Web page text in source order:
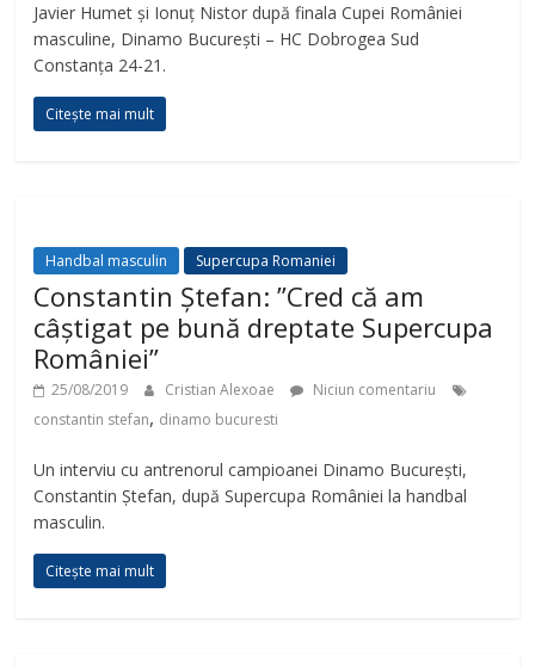
Javier Humet și Ionuț Nistor după finala Cupei României
masculine, Dinamo București – HC Dobrogea Sud
Constanța 24-21.
Citește mai mult
Handbal masculin Supercupa Romaniei
Constantin Ștefan: ”Cred că am
câștigat pe bună dreptate Supercupa
României”
25/08/2019 Cristian Alexoae
Niciun comentariu
constantin stefan, dinamo bucuresti
Un interviu cu antrenorul campioanei Dinamo București,
Constantin Ștefan, după Supercupa României la handbal
masculin.
Citește mai mult